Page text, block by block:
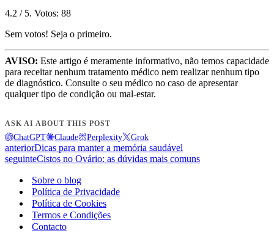
4.2 / 5. Votos: 88
Sem votos! Seja o primeiro.
AVISO: Este artigo é meramente informativo, não temos capacidade
para receitar nenhum tratamento médico nem realizar nenhum tipo
de diagnóstico. Consulte o seu médico no caso de apresentar
qualquer tipo de condição ou mal-estar.
ASK AI ABOUT THIS POST
ChatGPT Claude Perplexity Grok
anteriorDicas para manter a memória saudável
seguinteCistos no Ovário: as dúvidas mais comuns
Sobre o blog
Política de Privacidade
Política de Cookies
Termos e Condições
Contacto